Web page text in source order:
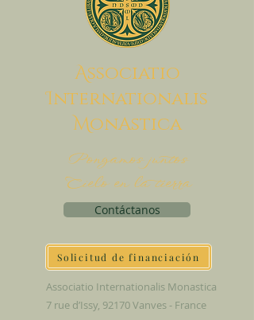
Associatio
Internationalis
MonAstica
Pongamos juntos
Cielo en la tierra
Contáctanos
Solicitud de financiación
Associatio Internationalis Monastica
7 rue d’Issy, 92170 Vanves - France